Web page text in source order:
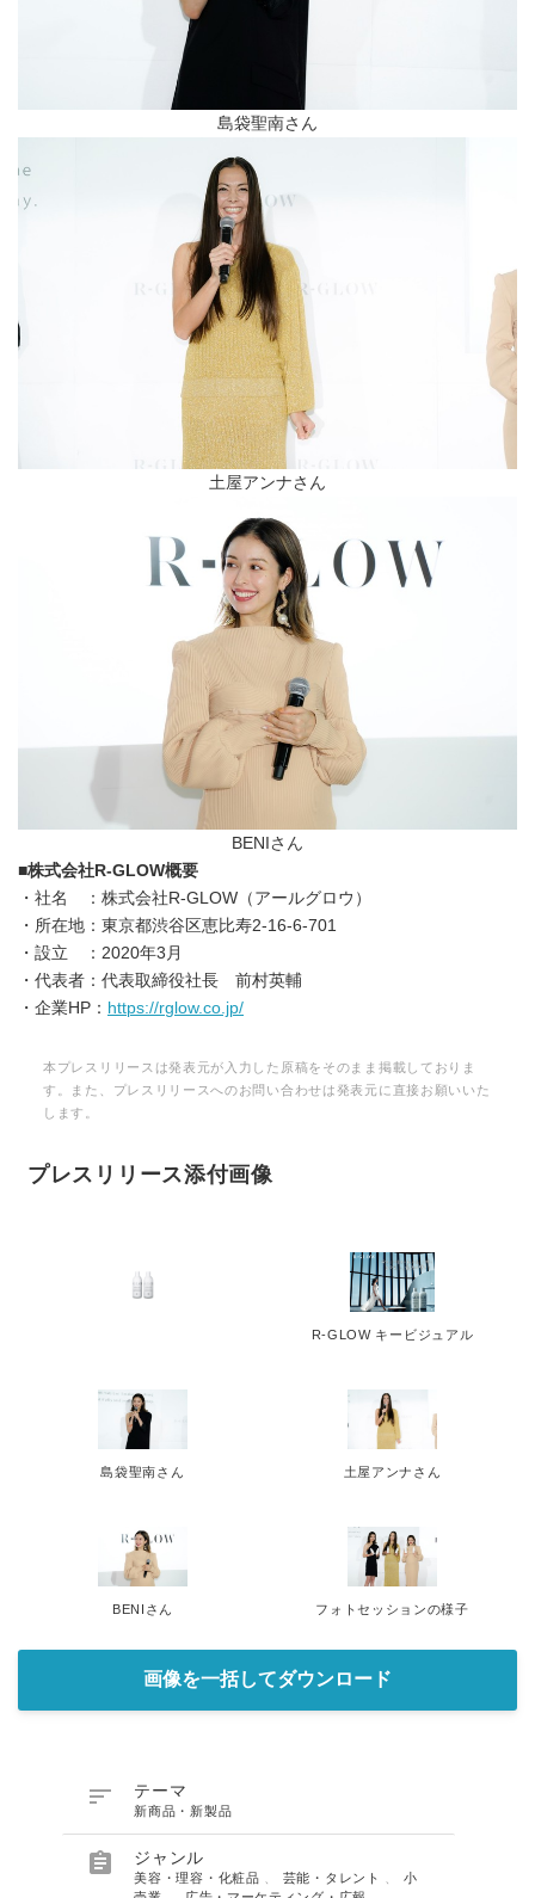
島袋聖南さん
土屋アンナさん
BENIさん
■株式会社R-GLOW概要
・社名 ：株式会社R-GLOW（アールグロウ）
・所在地：東京都渋谷区恵比寿2-16-6-701
・設立 ：2020年3月
・代表者：代表取締役社長 前村英輔
・企業HP： https://rglow.co.jp/
本プレスリリースは発表元が入力した原稿をそのまま掲載しておりま
す。また、プレスリリースへのお問い合わせは発表元に直接お願いいた
します。
プレスリリース添付画像
R-GLOW キービジュアル
島袋聖南さん 土屋アンナさん
BENIさん フォトセッションの様子
画像を一括してダウンロード
 テーマ
新商品・新製品
 ジャンル
美容・理容・化粧品 芸能・タレント
小